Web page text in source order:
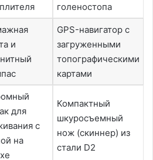
голеностопа
и
GPS-навигатор с
загруженными
топографическими
картами
для
с
на
Компактный
шкуросъемный
нож (скиннер) из
стали D2